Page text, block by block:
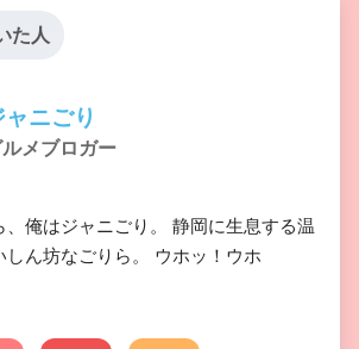
た人
ャニごり
ルメブロガー
、俺はジャニごり。 静岡に生息する温
しん坊なごりら。 ウホッ！ウホ